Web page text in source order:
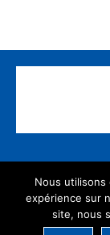
Rue
Nous utilisons
expérience sur
site, nous